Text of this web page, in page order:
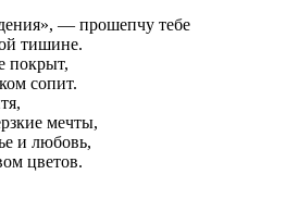
— прошепчу тебе
тишине.
покрыт,
сопит.
мечты,
и любовь,
цветов.